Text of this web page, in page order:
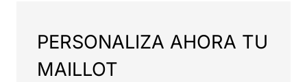
PERSONALIZA AHORA TU
MAILLOT